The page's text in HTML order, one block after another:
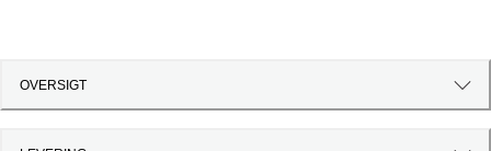
OVERSIGT